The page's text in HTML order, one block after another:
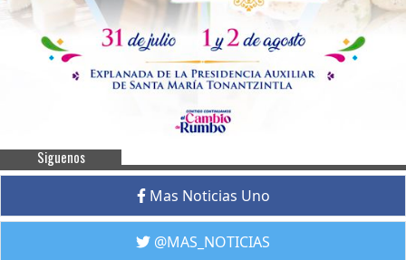
Siguenos
Mas Noticias Uno
@MAS_NOTICIAS